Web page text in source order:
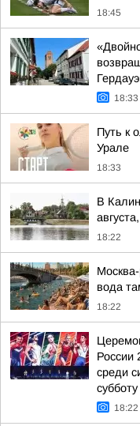
18:45
18:33
Путь к
Урале
18:33
В
18:22
вода
18:22
России
среди
18:22